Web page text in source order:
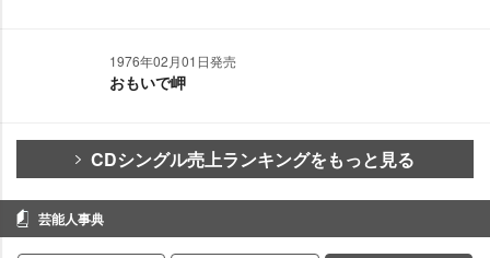
1976年02月01日発売
おもいで岬
CDシングル売上ランキングをもっと見る
芸能人事典